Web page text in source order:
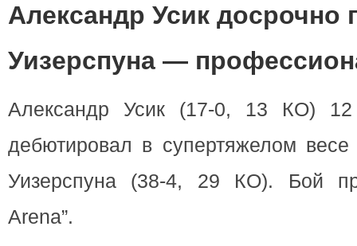
Александр Усик досрочно
Уизерспуна —
Александр Усик (17-0, 13 КО) 12
дебютировал в супертяжелом
Уизерспуна (38-4, 29 КО). Бой
Arena”.